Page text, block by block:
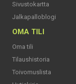
Sivustokartta
Jalkapalloblogi
OMA TILI
Oma tili
Tilaushistoria
Toivomuslista